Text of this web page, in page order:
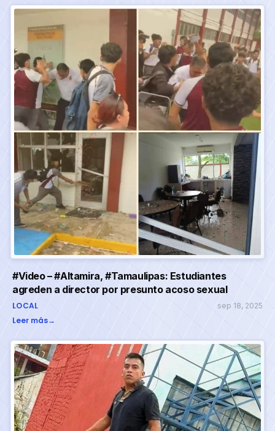
#Video – #Altamira, #Tamaulipas: Estudiantes
agreden a director por presunto acoso sexual
LOCAL sep 18, 2025
Leer más→